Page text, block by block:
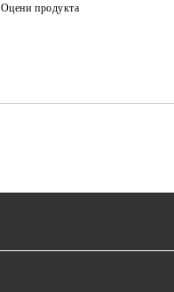
Оцени продукта